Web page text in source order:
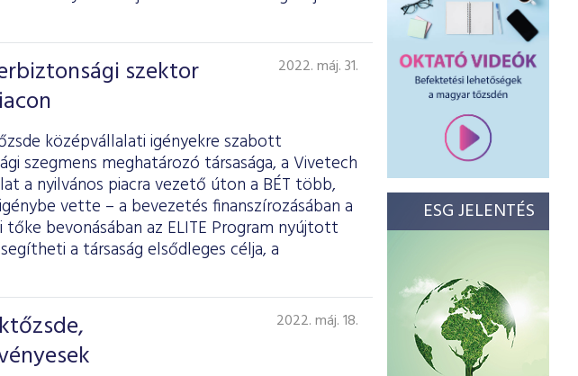
szektor
2022. máj. 31.
középvállalati igényekre szabott
szegmens meghatározó társasága, a Vivetech
a nyilvános piacra vezető úton a BÉT több,
vette – a bevezetés finanszírozásában a
bevonásában az ELITE Program nyújtott
a társaság elsődleges célja, a
2022. máj. 18.
ESG JELENTÉS